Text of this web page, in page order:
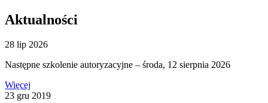
Aktualności
28 lip 2026
Następne szkolenie autoryzacyjne – środa, 12 sierpnia 2026
Więcej
23 gru 2019